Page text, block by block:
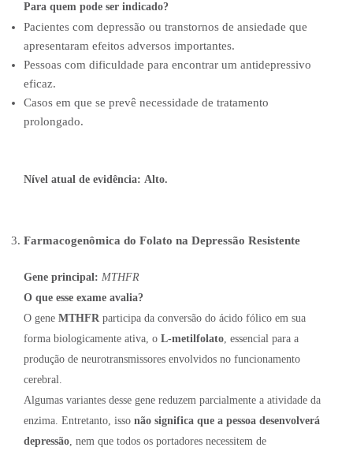
Para quem pode ser indicado?
Pacientes com depressão ou transtornos de ansiedade que
apresentaram efeitos adversos importantes.
Pessoas com dificuldade para encontrar um antidepressivo
eficaz.
Casos em que se prevê necessidade de tratamento
prolongado.
Nível atual de evidência: Alto.
Farmacogenômica do Folato na Depressão Resistente
Gene principal: MTHFR
O que esse exame avalia?
O gene MTHFR participa da conversão do ácido fólico em sua
forma biologicamente ativa, o L-metilfolato, essencial para a
produção de neurotransmissores envolvidos no funcionamento
cerebral.
Algumas variantes desse gene reduzem parcialmente a atividade da
enzima. Entretanto, isso não significa que a pessoa desenvolverá
depressão, nem que todos os portadores necessitem de